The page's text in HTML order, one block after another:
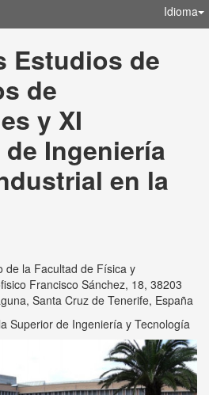
Idioma
Estudios de
de
y XI
Ingeniería
en la
de la Facultad de Física y
Francisco Sánchez, 18, 38203
Santa Cruz de Tenerife, España
Superior de Ingeniería y Tecnología